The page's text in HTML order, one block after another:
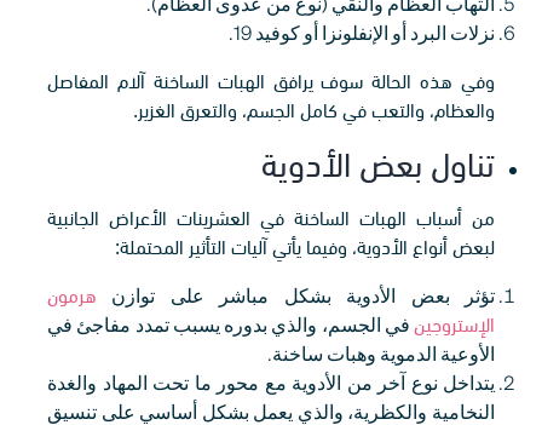
نزلات البرد أو الإنفلونزا أو كوفيد 19.
وفي هذه الحالة سوف يرافق الهبات الساخنة آلام المفاصل
والعظام، والتعب في كامل الجسم، والتعرق الغزير.
تناول بعض الأدوية
من أسباب الهبات الساخنة في العشرينات الأعراض الجانبية
لبعض أنواع الأدوية، وفيما يأتي آليات التأثير المحتملة:
تؤثر بعض الأدوية بشكل مباشر على توازن هرمون
الإستروجينفي الجسم، والذي بدوره يسبب تمدد مفاجئ في
الأوعية الدموية وهبات ساخنة.
يتداخل نوع آخر من الأدوية مع محور ما تحت المهاد والغدة
النخامية والكظرية، والذي يعمل بشكل أساسي على تنسيق